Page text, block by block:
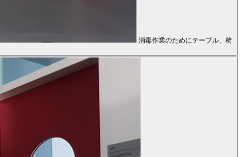
消毒作業のためにテーブル、椅